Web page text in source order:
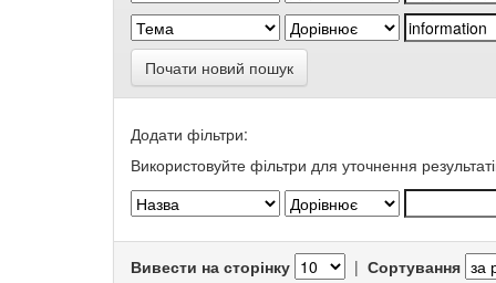
Почати новий пошук
Додати фільтри:
Використовуйте фільтри для уточнення
Вивести на сторінку | Сортування